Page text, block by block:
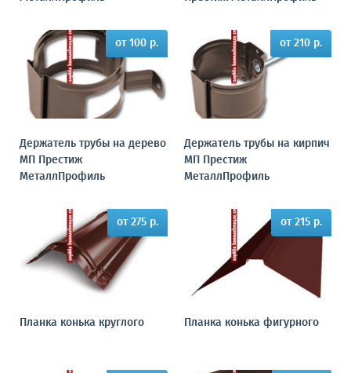
от 100 р.
Держатель трубы на дерево
МП Престиж
МеталлПрофиль
от 210 р.
Держатель трубы на кирпич
МП Престиж
МеталлПрофиль
от 275 р.
Планка конька круглого
от 215 р.
Планка конька фигурного